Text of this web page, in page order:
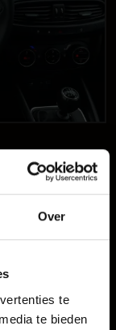
Over
te
te bieden